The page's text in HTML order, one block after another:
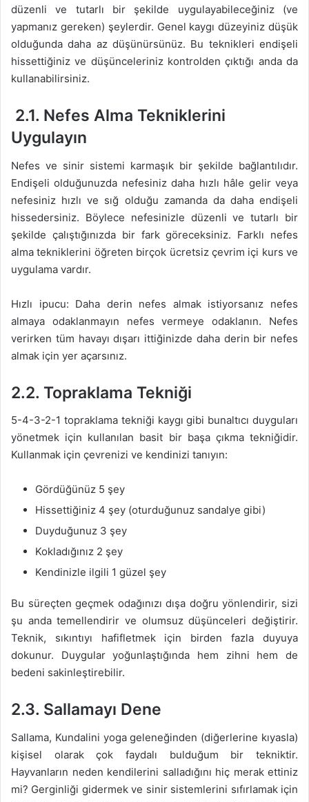
düzenli ve tutarlı bir şekilde uygulayabileceğiniz (ve
yapmanız gereken) şeylerdir. Genel kaygı düzeyiniz düşük
olduğunda daha az düşünürsünüz. Bu teknikleri endişeli
hissettiğiniz ve düşünceleriniz kontrolden çıktığı anda da
kullanabilirsiniz.
2.1. Nefes Alma Tekniklerini
Uygulayın
Nefes ve sinir sistemi karmaşık bir şekilde bağlantılıdır.
Endişeli olduğunuzda nefesiniz daha hızlı hâle gelir veya
nefesiniz hızlı ve sığ olduğu zamanda da daha endişeli
hissedersiniz. Böylece nefesinizle düzenli ve tutarlı bir
şekilde çalıştığınızda bir fark göreceksiniz. Farklı nefes
alma tekniklerini öğreten birçok ücretsiz çevrim içi kurs ve
uygulama vardır.
Hızlı ipucu: Daha derin nefes almak istiyorsanız nefes
almaya odaklanmayın nefes vermeye odaklanın. Nefes
verirken tüm havayı dışarı ittiğinizde daha derin bir nefes
almak için yer açarsınız.
2.2. Topraklama Tekniği
5-4-3-2-1 topraklama tekniği kaygı gibi bunaltıcı duyguları
yönetmek için kullanılan basit bir başa çıkma tekniğidir.
Kullanmak için çevrenizi ve kendinizi tanıyın:
Gördüğünüz 5 şey
Hissettiğiniz 4 şey (oturduğunuz sandalye gibi)
Duyduğunuz 3 şey
Kokladığınız 2 şey
Kendinizle ilgili 1 güzel şey
Bu süreçten geçmek odağınızı dışa doğru yönlendirir, sizi
şu anda temellendirir ve olumsuz düşünceleri değiştirir.
Teknik, sıkıntıyı hafifletmek için birden fazla duyuya
dokunur. Duygular yoğunlaştığında hem zihni hem de
bedeni sakinleştirebilir.
2.3. Sallamayı Dene
Sallama, Kundalini yoga geleneğinden (diğerlerine kıyasla)
kişisel olarak çok faydalı bulduğum bir tekniktir.
Hayvanların neden kendilerini salladığını hiç merak ettiniz
mi? Gerginliği gidermek ve sinir sistemlerini sıfırlamak için